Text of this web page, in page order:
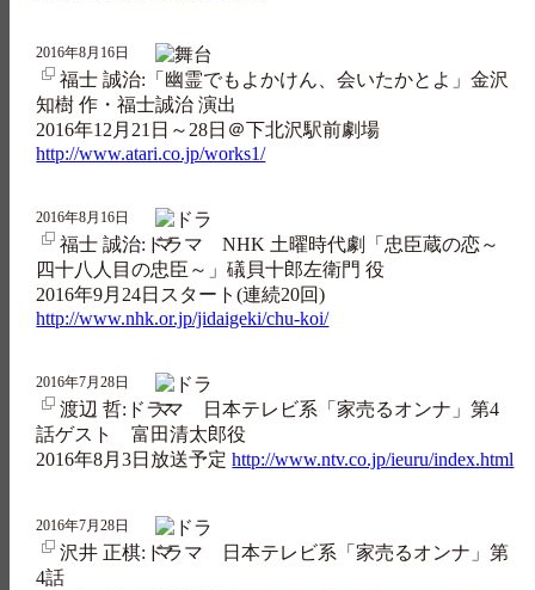
2016年8月16日
福士 誠治:「幽霊でもよかけん、会いたかとよ」金沢
知樹 作・福士誠治 演出
2016年12月21日～28日＠下北沢駅前劇場
http://www.atari.co.jp/works1/
2016年8月16日
福士 誠治:ドラマ NHK 土曜時代劇「忠臣蔵の恋～
四十八人目の忠臣～」礒貝十郎左衛門 役
2016年9月24日スタート(連続20回)
http://www.nhk.or.jp/jidaigeki/chu-koi/
2016年7月28日
渡辺 哲:ドラマ 日本テレビ系「家売るオンナ」第4
話ゲスト 富田清太郎役
2016年8月3日放送予定http://www.ntv.co.jp/ieuru/index.html
2016年7月28日
沢井 正棋:ドラマ 日本テレビ系「家売るオンナ」第
4話